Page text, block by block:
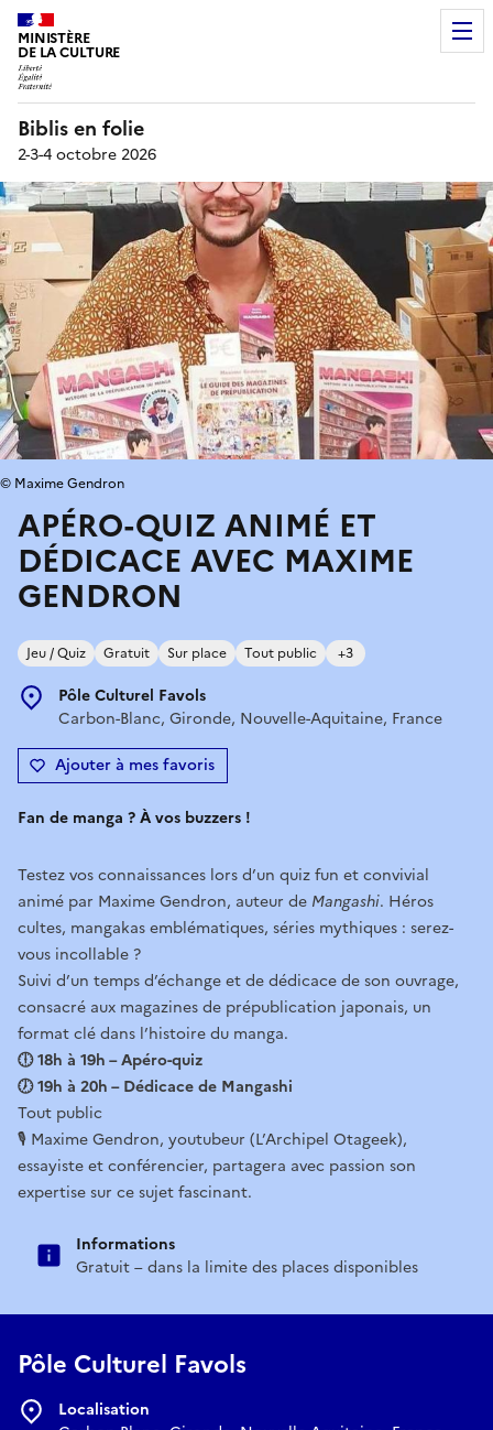
MINISTÈRE
DE LA CULTURE
Biblis en folie
2-3-4 octobre 2026
APÉRO-QUIZ ANIMÉ ET
DÉDICACE AVEC MAXIME
GENDRON
Jeu / Quiz Gratuit Sur place Tout public +3
Pôle Culturel Favols
Carbon-Blanc, Gironde, Nouvelle-Aquitaine, France
Ajouter à mes favoris
© Maxime Gendron
Fan de manga ? À vos buzzers !
Testez vos connaissances lors d’un quiz fun et convivial
animé par Maxime Gendron, auteur de Mangashi. Héros
cultes, mangakas emblématiques, séries mythiques : serez-
vous incollable ?
Suivi d’un temps d’échange et de dédicace de son ouvrage,
consacré aux magazines de prépublication japonais, un
format clé dans l’histoire du manga.
🕕 18h à 19h – Apéro-quiz
🕖 19h à 20h – Dédicace de Mangashi
Tout public
🎙️ Maxime Gendron, youtubeur (L’Archipel Otageek),
essayiste et conférencier, partagera avec passion son
expertise sur ce sujet fascinant.
Informations
Gratuit – dans la limite des places disponibles
Pôle Culturel Favols
Localisation